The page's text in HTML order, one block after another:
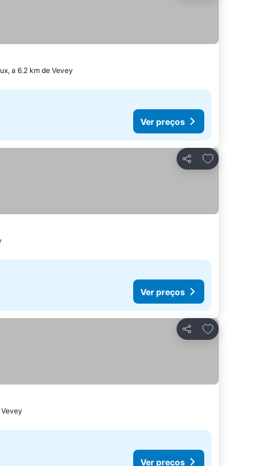
a 6.2 km de Vevey
Ver preços
Partilhar
Adicionar aos
Ver preços
Partilhar
Adicionar aos
Ver preços